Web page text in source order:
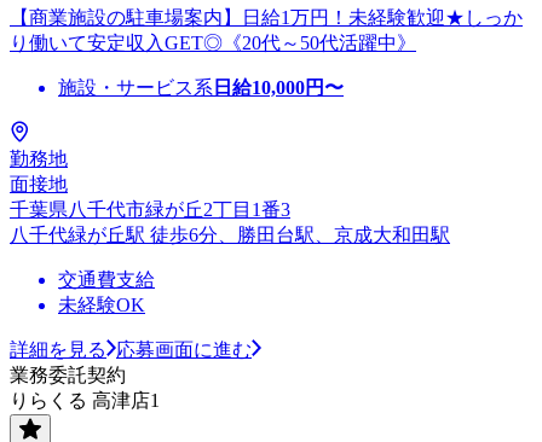
【商業施設の駐車場案内】日給1万円！未経験歓迎★しっか
り働いて安定収入GET◎《20代～50代活躍中》
施設・サービス系 日給10,000円〜
勤務地
面接地
千葉県八千代市緑が丘2丁目1番3
八千代緑が丘駅 徒歩6分、勝田台駅、京成大和田駅
交通費支給
未経験OK
詳細を見る
応募画面に進む
業務委託契約
りらくる 高津店1